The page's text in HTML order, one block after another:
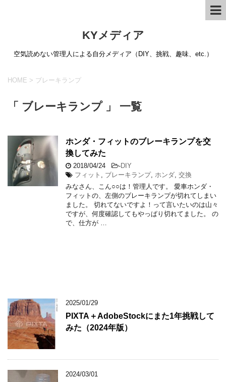
KYメディア
空気読めない管理人による自分メディア（DIY、挑戦、趣味、etc.）
HOME > ブレーキランプ
「 ブレーキランプ 」 一覧
ホンダ・フィットのブレーキランプを交
換してみた
2018/04/24 -DIY
フィット
ブレーキランプ, ホンダ 交換
みなさん、こん○○は！管理人です。 愛車ホンダ・
フィットの、左側のブレーキランプが切れてしまい
ました。 切れてないですよ！って言いたいのは山々
ですが、何度確認してもやっぱり切れてました。 の
で、仕方が …
2025/01/29
PIXTA＋AdobeStockにまた1年挑戦して
みた（2024年版）
2024/03/01